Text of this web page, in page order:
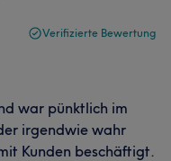
Verifizierte Bewertung
war pünktlich im
irgendwie wahr
Kunden beschäftigt.